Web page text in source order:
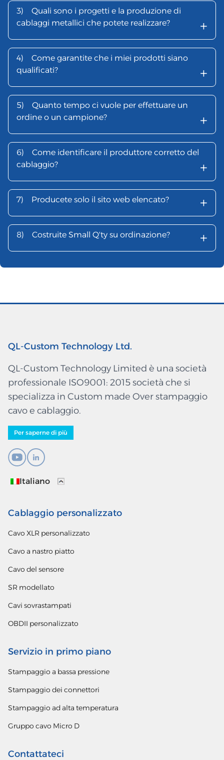
3)
Quali sono i progetti e la produzione di
cablaggi metallici che potete realizzare?
+
4)
Come garantite che i miei prodotti siano
qualificati?
+
5)
Quanto tempo ci vuole per effettuare un
ordine o un campione?
+
6)
Come identificare il produttore corretto del
cablaggio?
+
7) Producete solo il sito web elencato? +
8) Costruite Small Q'ty su ordinazione? +
QL-Custom Technology Ltd.
QL-Custom Technology Limited è una società
professionale ISO9001: 2015 società che si
specializza in Custom made Over stampaggio
cavo e cablaggio.
Per saperne di più
Italiano
Cablaggio personalizzato
Cavo XLR personalizzato
Cavo a nastro piatto
Cavo del sensore
SR modellato
Cavi sovrastampati
OBDII personalizzato
Servizio in primo piano
Stampaggio a bassa pressione
Stampaggio dei connettori
Stampaggio ad alta temperatura
Gruppo cavo Micro D
Contattateci